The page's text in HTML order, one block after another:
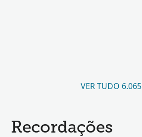
VER TUDO 6.065
Recordações